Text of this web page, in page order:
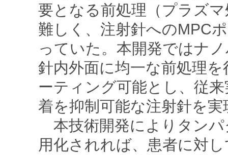
要となる前処理（プラズ
難しく、注射針へのMPC
っていた。本開発ではナ
針内外面に均一な前処理
ーティング可能とし、従
着を抑制可能な注射針を実
本技術開発によりタンパ
用化されれば、患者に対